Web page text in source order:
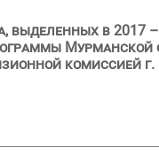
выделенных в 2017
Мурманской
комиссией